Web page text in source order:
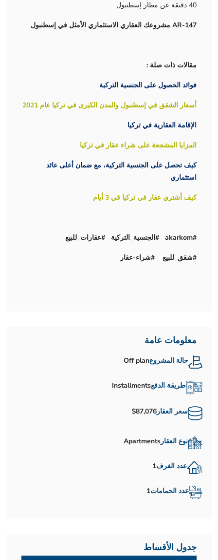
40 دقيقة عن مطار إسطنبول
AR-147 مشروعك العقاري الاستثماري الأمثل في إسطنبول
مقالات ذات صلة :
فوائد الحصول على الجنسية التركية
أسعار الشقق في إسطنبول والمدن الكبرى في تركيا عام 2021
الإقامة العقارية في تركيا
المزايا المشجعة على شراء عقار في تركيا
كيف تحصل على الجنسية التركية، مع ضمان أعلى عائد
استثماري
كيف أشتري عقار في تركيا في 3 أيام
#akarkom #الجنسية_التركية #عقارات_للبيع
#شقق_للبيع #شراء-عقار
معلومات عامة
حالة المشروعOff plan
طريقة الدفعInstallments
سعر العقار$87,076
نوع العقارApartments
عدد الغرف1
عدد الحمامات1
جدول الأقساط